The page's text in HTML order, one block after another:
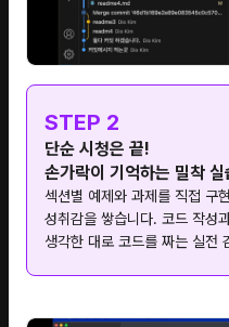
STEP 2
단순 시청은 끝!
손가락이 기억하는 밀착 실
섹션별 예제와 과제를 직접 구
성취감을 쌓습니다. 코드 작성
생각한 대로 코드를 짜는 실전